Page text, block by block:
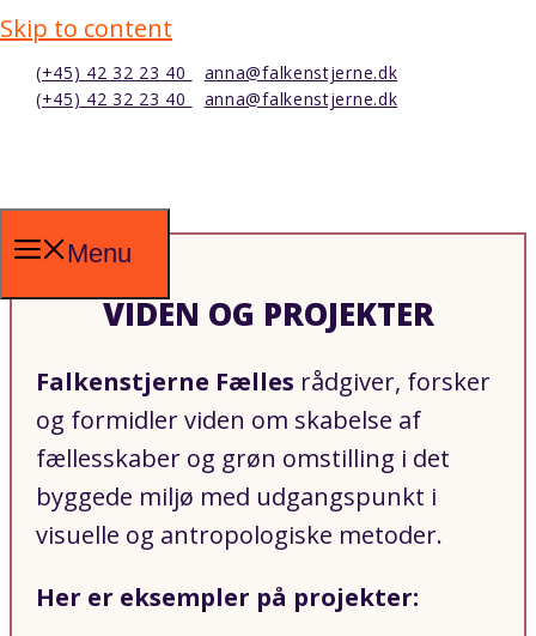
Skip to content
(+45) 42 32 23 40
anna@falkenstjerne.dk
(+45) 42 32 23 40
anna@falkenstjerne.dk
Menu
VIDEN OG PROJEKTER
Falkenstjerne Fælles rådgiver, forsker
og formidler viden om skabelse af
fællesskaber og grøn omstilling i det
byggede miljø med udgangspunkt i
visuelle og antropologiske metoder.
Her er eksempler på projekter: